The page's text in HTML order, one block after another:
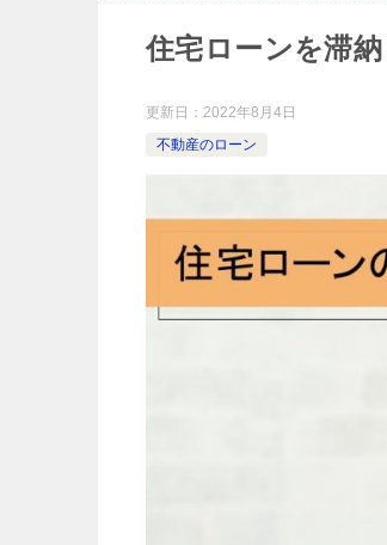
住宅ローンを滞
更新日： 2022年8月4日
不動産のローン